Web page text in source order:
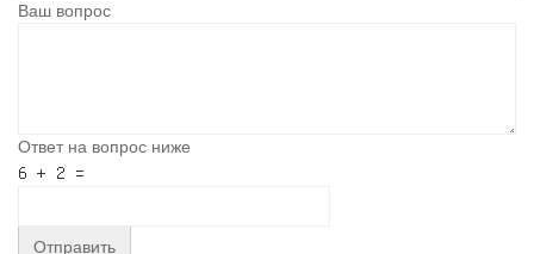
Ваш вопрос
Ответ на вопрос ниже
Отправить